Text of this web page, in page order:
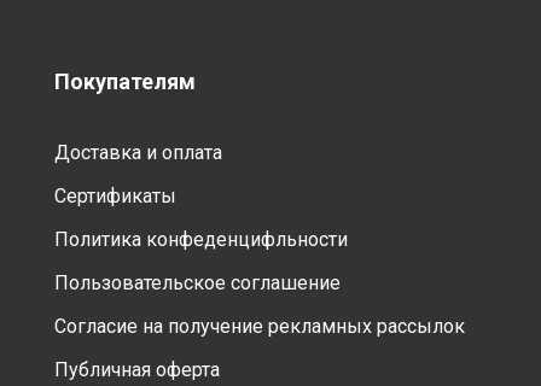
Покупателям
Доставка и оплата
Сертификаты
Политика конфеденцифльности
Пользовательское соглашение
Согласие на получение рекламных рассылок
Публичная оферта